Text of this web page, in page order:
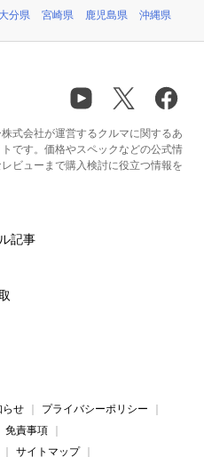
大分県 宮崎県 鹿児島県 沖縄県
式会社が運営するクルマに関するあ
です。価格やスペックなどの公式情
ビューまで購入検討に役立つ情報を
記事
らせ
プライバシーポリシー
免責事項
サイトマップ